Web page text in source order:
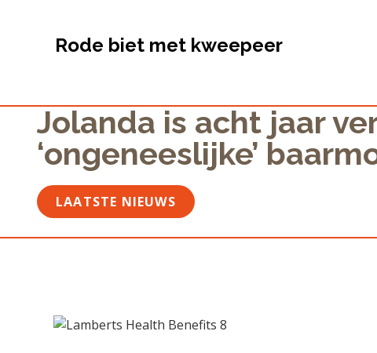
Rode biet met kweepeer
Jolanda is acht jaar
‘ongeneeslijke’
LAATSTE NIEUWS